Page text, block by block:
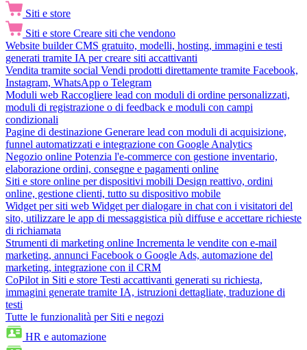
Siti e store
Siti e store Creare siti che vendono
Website builder CMS gratuito, modelli, hosting, immagini e testi
generati tramite IA per creare siti accattivanti
Vendita tramite social Vendi prodotti direttamente tramite Facebook,
Instagram, WhatsApp o Telegram
Moduli web Raccogliere lead con moduli di ordine personalizzati,
moduli di registrazione o di feedback e moduli con campi
condizionali
Pagine di destinazione Generare lead con moduli di acquisizione,
funnel automatizzati e integrazione con Google Analytics
Negozio online Potenzia l'e-commerce con gestione inventario,
elaborazione ordini, consegne e pagamenti online
Siti e store online per dispositivi mobili Design reattivo, ordini
online, gestione clienti, tutto su dispositivo mobile
Widget per siti web Widget per dialogare in chat con i visitatori del
sito, utilizzare le app di messaggistica più diffuse e accettare richieste
di richiamata
Strumenti di marketing online Incrementa le vendite con e-mail
marketing, annunci Facebook o Google Ads, automazione del
marketing, integrazione con il CRM
CoPilot in Siti e store Testi accattivanti generati su richiesta,
immagini generate tramite IA, istruzioni dettagliate, traduzione di
testi
Tutte le funzionalità per Siti e negozi
HR e automazione